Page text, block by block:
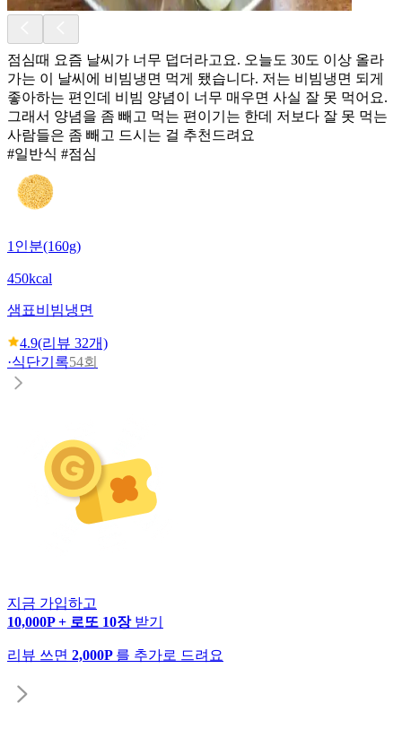
점심때 요즘 날씨가 너무 덥더라고요. 오늘도 30도 이상 올라
가는 이 날씨에 비빔냉면 먹게 됐습니다. 저는 비빔냉면 되게
좋아하는 편인데 비빔 양념이 너무 매우면 사실 잘 못 먹어요.
그래서 양념을 좀 빼고 먹는 편이기는 한데 저보다 잘 못 먹는
사람들은 좀 빼고 드시는 걸 추천드려요
#일반식 #점심
1인분(160g)
450kcal
샘표비빔냉면
4.9(리뷰 32개)
·식단기록54회
지금 가입하고
10,000P + 로또 10장 받기
리뷰 쓰면 2,000P 를 추가로 드려요